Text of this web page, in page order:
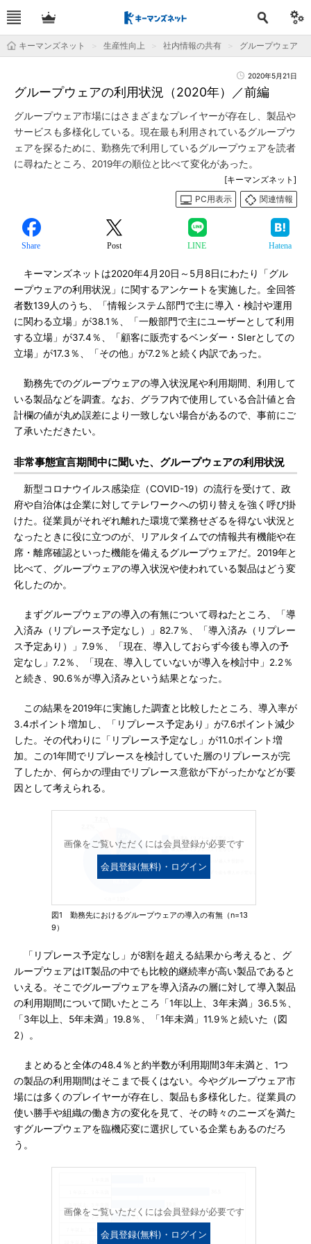
キーマンズネット 生産性向上 社内情報の共有 グループウェア
2020年5月21日
グループウェアの利用状況（2020年）／前編
グループウェア市場にはさまざまなプレイヤーが存在し、製品や
サービスも多様化している。現在最も利用されているグループウ
ェアを探るために、勤務先で利用しているグループウェアを読者
に尋ねたところ、2019年の順位と比べて変化があった。
[キーマンズネット]
PC用表示
関連情報
Share Post LINE Hatena
キーマンズネットは2020年4月20日～5月8日にわたり「グル
ープウェアの利用状況」に関するアンケートを実施した。全回答
者数139人のうち、「情報システム部門で主に導入・検討や運用
に関わる立場」が38.1％、「一般部門で主にユーザーとして利用
する立場」が37.4％、「顧客に販売するベンダー・SIerとしての
立場」が17.3％、「その他」が7.2％と続く内訳であった。
勤務先でのグループウェアの導入状況尾や利用期間、利用して
いる製品などを調査。なお、グラフ内で使用している合計値と合
計欄の値が丸め誤差により一致しない場合があるので、事前にご
了承いただきたい。
非常事態宣言期間中に聞いた、グループウェアの利用状況
新型コロナウイルス感染症（COVID-19）の流行を受けて、政
府や自治体は企業に対してテレワークへの切り替えを強く呼び掛
けた。従業員がそれぞれ離れた環境で業務せざるを得ない状況と
なったときに役に立つのが、リアルタイムでの情報共有機能や在
席・離席確認といった機能を備えるグループウェアだ。2019年と
比べて、グループウェアの導入状況や使われている製品はどう変
化したのか。
まずグループウェアの導入の有無について尋ねたところ、「導
入済み（リプレース予定なし）」82.7％、「導入済み（リプレー
ス予定あり）」7.9％、「現在、導入しておらず今後も導入の予
定なし」7.2％、「現在、導入していないが導入を検討中」2.2％
と続き、90.6％が導入済みという結果となった。
この結果を2019年に実施した調査と比較したところ、導入率が
3.4ポイント増加し、「リプレース予定あり」が7.6ポイント減少
した。その代わりに「リプレース予定なし」が11.0ポイント増
加。この1年間でリプレースを検討していた層のリプレースが完
了したか、何らかの理由でリプレース意欲が下がったかなどが要
因として考えられる。
画像をご覧いただくには会員登録が必要です
会員登録(無料)・ログイン
図1 勤務先におけるグループウェアの導入の有無（n=13
9）
「リプレース予定なし」が8割を超える結果から考えると、グ
ループウェアはIT製品の中でも比較的継続率が高い製品であると
いえる。そこでグループウェアを導入済みの層に対して導入製品
の利用期間について聞いたところ「1年以上、3年未満」36.5％、
「3年以上、5年未満」19.8％、「1年未満」11.9％と続いた（図
2）。
まとめると全体の48.4％と約半数が利用期間3年未満と、1つ
の製品の利用期間はそこまで長くはない。今やグループウェア市
場には多くのプレイヤーが存在し、製品も多様化した。従業員の
使い勝手や組織の働き方の変化を見て、その時々のニーズを満た
すグループウェアを臨機応変に選択している企業もあるのだろ
う。
画像をご覧いただくには会員登録が必要です
会員登録(無料)・ログイン